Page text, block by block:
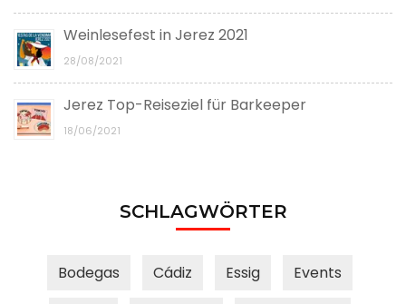
Weinlesefest in Jerez 2021
28/08/2021
Jerez Top-Reiseziel für Barkeeper
18/06/2021
SCHLAGWÖRTER
Bodegas Cádiz Essig Events